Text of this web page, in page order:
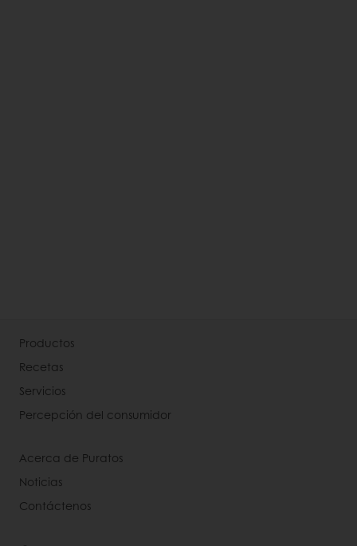
Productos
Recetas
Servicios
Percepción del consumidor
Acerca de Puratos
Noticias
Contáctenos